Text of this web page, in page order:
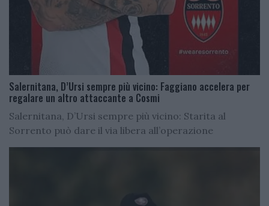
Salernitana, D’Ursi sempre più vicino: Faggiano accelera per
regalare un altro attaccante a Cosmi
Salernitana, D’Ursi sempre più vicino: Starita al
Sorrento può dare il via libera all’operazione